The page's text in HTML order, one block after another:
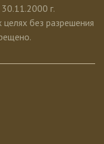
г.
без разрешения